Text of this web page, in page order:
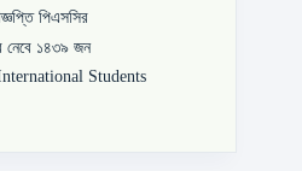
পিএসসির
নেবে ১৪৩৯ জন
Students